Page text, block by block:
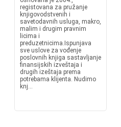
registovana za pružanje
knjigovodstvenih i
savetodavnih usluga, makro,
malim i drugim pravnim
licima i
preduzetnicima.Ispunjava
sve uslove za vođenje
poslovnih knjiga sastavljanje
finansijskih izveštaja i
drugih izeštaja prema
potrebama klijenta. Nudimo
knj...